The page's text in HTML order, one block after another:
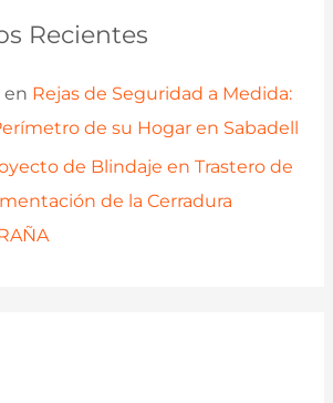
Recientes
en Rejas de Seguridad a Medida:
de su Hogar en Sabadell
de Blindaje en Trastero de
de la Cerradura